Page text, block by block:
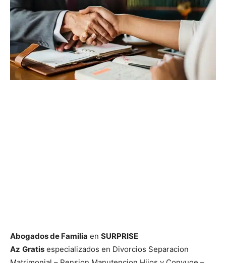
Abogados de Familia en SURPRISE
Az Gratis especializados en Divorcios Separacion